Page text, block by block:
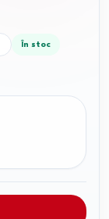
În stoc